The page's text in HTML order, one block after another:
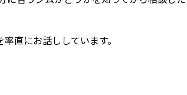
直にお話ししています。